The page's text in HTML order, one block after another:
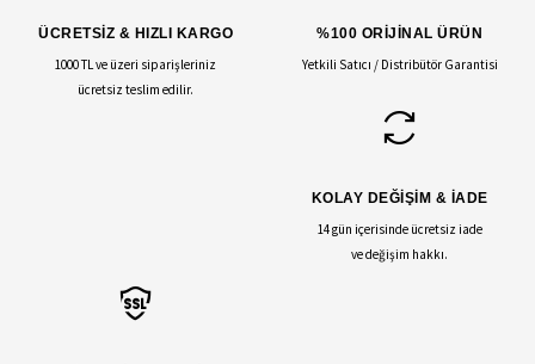
ÜCRETSİZ & HIZLI KARGO
1000 TL ve üzeri siparişleriniz
ücretsiz teslim edilir.
%100 ORİJİNAL ÜRÜN
Yetkili Satıcı / Distribütör Garantisi
KOLAY DEĞİŞİM & İADE
14 gün içerisinde ücretsiz iade
ve değişim hakkı.